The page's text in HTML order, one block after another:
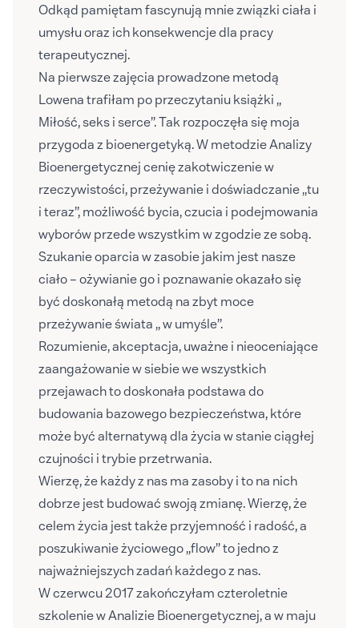
Odkąd pamiętam fascynują mnie związki ciała i
umysłu oraz ich konsekwencje dla pracy
terapeutycznej.
Na pierwsze zajęcia prowadzone metodą
Lowena trafiłam po przeczytaniu książki „
Miłość, seks i serce”. Tak rozpoczęła się moja
przygoda z bioenergetyką. W metodzie Analizy
Bioenergetycznej cenię zakotwiczenie w
rzeczywistości, przeżywanie i doświadczanie „tu
i teraz”, możliwość bycia, czucia i podejmowania
wyborów przede wszystkim w zgodzie ze sobą.
Szukanie oparcia w zasobie jakim jest nasze
ciało – ożywianie go i poznawanie okazało się
być doskonałą metodą na zbyt moce
przeżywanie świata „ w umyśle”.
Rozumienie, akceptacja, uważne i nieoceniające
zaangażowanie w siebie we wszystkich
przejawach to doskonała podstawa do
budowania bazowego bezpieczeństwa, które
może być alternatywą dla życia w stanie ciągłej
czujności i trybie przetrwania.
Wierzę, że każdy z nas ma zasoby i to na nich
dobrze jest budować swoją zmianę. Wierzę, że
celem życia jest także przyjemność i radość, a
poszukiwanie życiowego „flow” to jedno z
najważniejszych zadań każdego z nas.
W czerwcu 2017 zakończyłam czteroletnie
szkolenie w Analizie Bioenergetycznej, a w maju